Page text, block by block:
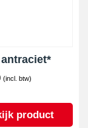
(incl. btw)
product